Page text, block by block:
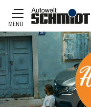
Zum Hauptinhalt
MENÜ